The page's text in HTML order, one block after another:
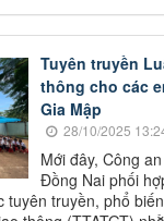
Tuyên truyền
thông cho các
Gia Mập
28/10/2025
Mới đây, Công
Đồng Nai phối
tuyên truyền, phổ